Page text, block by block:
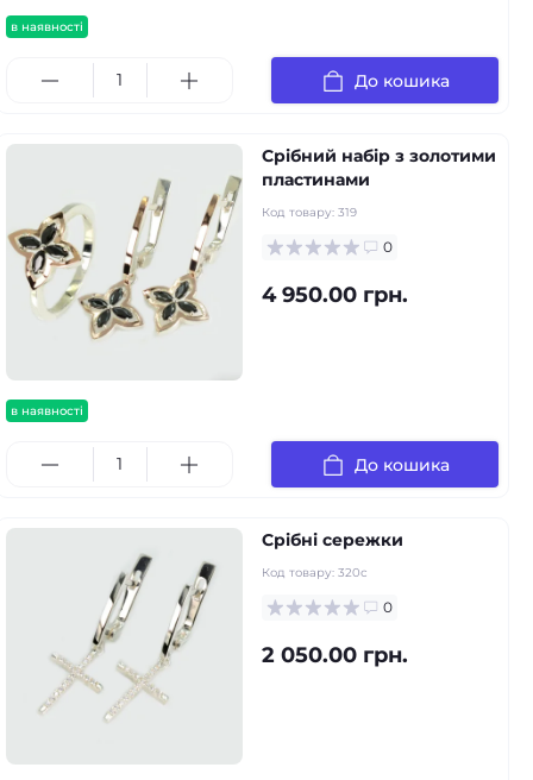
в наявності
До кошика
в наявності
Срібний набір з золотими
пластинами
Код товару: 319
0
4 950.00 грн.
До кошика
Срібні сережки
Код товару: 320с
0
2 050.00 грн.